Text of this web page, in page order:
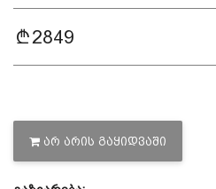
პროდუქცია
დაცვის პოლიტიკა
2849
ᲐᲠ ᲐᲠᲘᲡ ᲒᲐᲧᲘᲓᲕᲐᲨᲘ